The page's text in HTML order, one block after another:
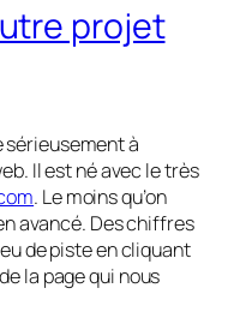
projet
à
Il est né avec le très
. Le moins qu’on
avancé. Des chiffres
de piste en cliquant
la page qui nous